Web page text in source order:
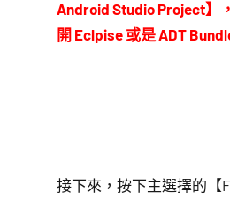
Android Studio Project】
開 Eclpise 或是 ADT
接下來，按下主選擇的